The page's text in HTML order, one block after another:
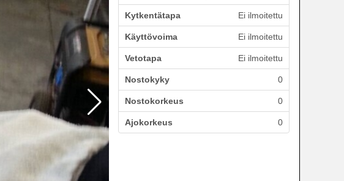
Kytkentätapa Ei ilmoitettu
Käyttövoima Ei ilmoitettu
Vetotapa Ei ilmoitettu
Nostokyky 0
Nostokorkeus 0
Ajokorkeus 0